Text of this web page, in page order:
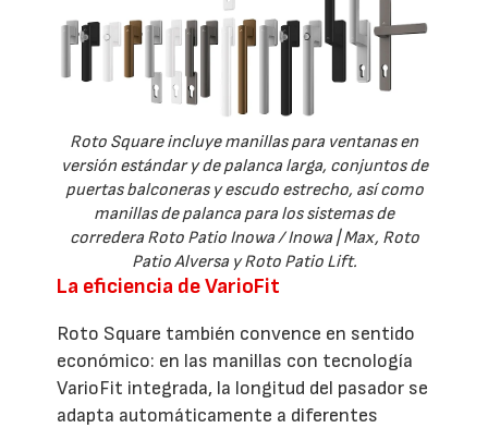
Roto Square incluye manillas para ventanas en
versión estándar y de palanca larga, conjuntos de
puertas balconeras y escudo estrecho, así como
manillas de palanca para los sistemas de
corredera Roto Patio Inowa / Inowa | Max, Roto
Patio Alversa y Roto Patio Lift.
La eficiencia de VarioFit
Roto Square también convence en sentido
económico: en las manillas con tecnología
VarioFit integrada, la longitud del pasador se
adapta automáticamente a diferentes